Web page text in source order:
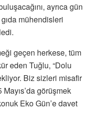
ayrıca gün
mühendisleri
geçen herkese, tüm
eden Tuğlu, “Dolu
Biz sizleri misafir
Mayıs’da görüşmek
Eko Gün’e davet